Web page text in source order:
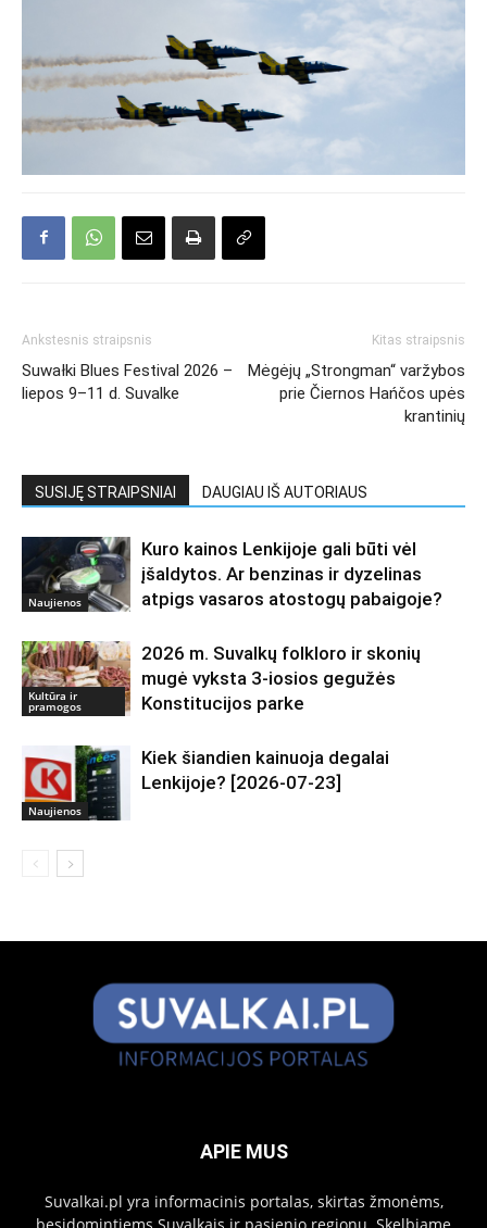
Ankstesnis straipsnis
Suwałki Blues Festival 2026 –
liepos 9–11 d. Suvalke
Kitas straipsnis
Mėgėjų „Strongman“ varžybos
prie Čiernos Hańčos upės
krantinių
SUSIJĘ STRAIPSNIAI DAUGIAU IŠ AUTORIAUS
Naujienos
Kuro kainos Lenkijoje gali būti vėl
įšaldytos. Ar benzinas ir dyzelinas
atpigs vasaros atostogų pabaigoje?
Kultūra ir
pramogos
2026 m. Suvalkų folkloro ir skonių
mugė vyksta 3-iosios gegužės
Konstitucijos parke
Naujienos
Kiek šiandien kainuoja degalai
Lenkijoje? [2026-07-23]
APIE MUS
Suvalkai.pl yra informacinis portalas, skirtas žmonėms,